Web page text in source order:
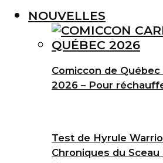
NOUVELLES
Comiccon de
2026 – Pour
Test de Hyrule
Chroniques du